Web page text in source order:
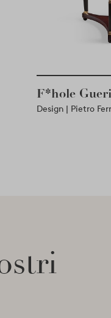
F*hole
Design | Pietro